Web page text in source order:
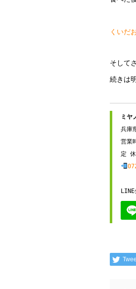
くいだ
そして
続きは
兵庫
営業
LINE